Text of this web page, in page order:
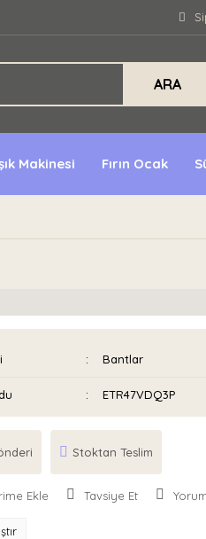
ARA
Makinesi Fırın Ocak
Bantlar
ETR47VDQ3P
Stoktan Teslim
Tavsiye Et